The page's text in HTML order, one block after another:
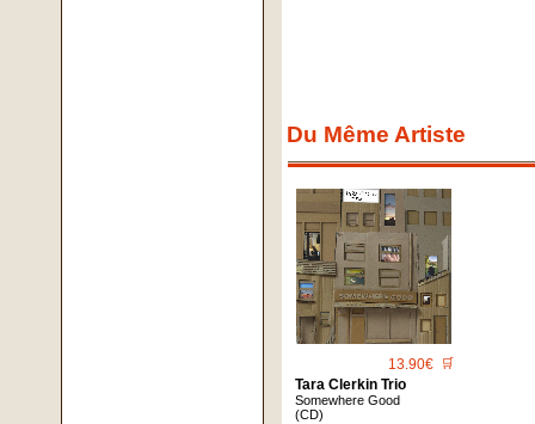
Du Même Artiste
13.90€ 🛒
Tara Clerkin Trio
Somewhere Good
(CD)